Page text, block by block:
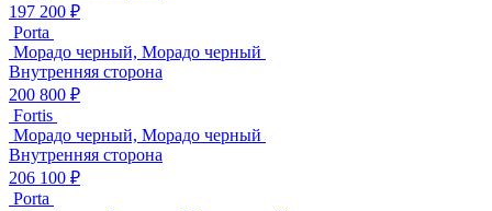
197 200 ₽
Porta
Морадо черный, Морадо черный
Внутренняя сторона
200 800 ₽
Fortis
Морадо черный, Морадо черный
Внутренняя сторона
206 100 ₽
Porta